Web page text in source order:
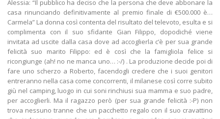
Alessia: “Il pubblico ha deciso che la persona che deve abbonare la
casa rinunciando definitivamente al premio finale di €500.000 è…
Carmela” La donna così contenta del risultato del televoto, esulta e si
complimenta con il suo sfidante Gian Filippo, dopodiché viene
invitata ad uscite dalla casa dove ad accoglierla c’è per sua grande
felicità suo marito Filippo: ed è così che la famigliola felice si
ricongiunge (ah! no ne manca uno… :-/) . La produzione decide poi di
fare uno scherzo a Roberto, facendogli credere che i suoi genitori
entreranno nella casa come concorrenti, il milanese così corre subito
giù nel camping, luogo in cui soni rinchiusi sua mamma e suo padre,
per accoglierli. Ma il ragazzo però (per sua grande felicità :-P) non
trova nessuno tranne che un pacchetto regalo con il suo cravattino